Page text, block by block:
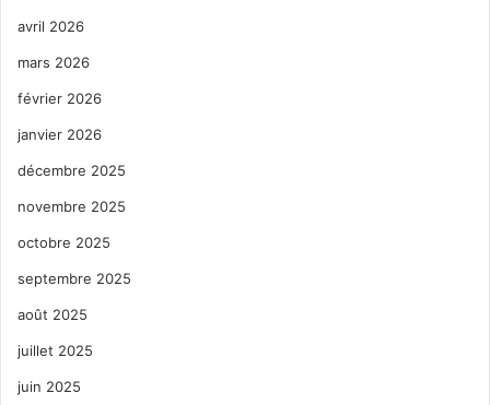
avril 2026
mars 2026
février 2026
janvier 2026
décembre 2025
novembre 2025
octobre 2025
septembre 2025
août 2025
juillet 2025
juin 2025